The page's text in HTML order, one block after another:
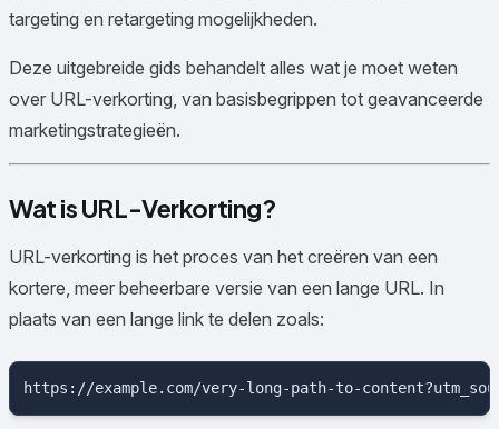
targeting en retargeting mogelijkheden.
Deze uitgebreide gids behandelt alles wat je moet weten
over URL-verkorting, van basisbegrippen tot geavanceerde
marketingstrategieën.
Wat is URL-Verkorting?
URL-verkorting is het proces van het creëren van een
kortere, meer beheerbare versie van een lange URL. In
plaats van een lange link te delen zoals: